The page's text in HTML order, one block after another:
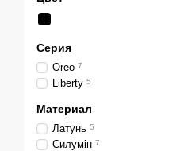
Серия
Oreo 7
Liberty 5
Материал
Латунь 5
Силумін 7